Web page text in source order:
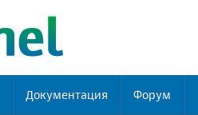
Документация Форум